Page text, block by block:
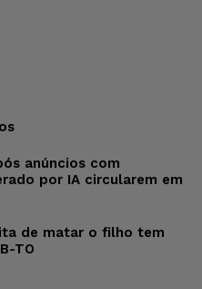
anúncios com
por IA circularem em
de matar o filho tem
TO